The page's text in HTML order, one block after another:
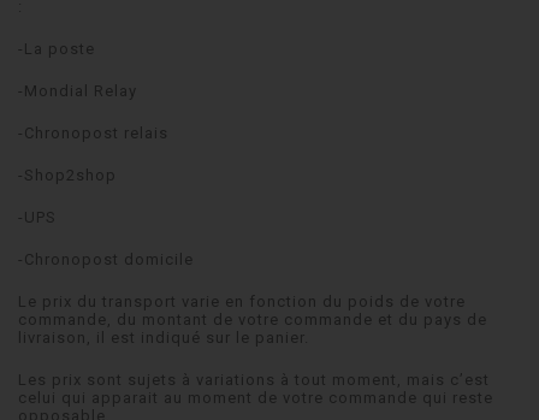
-La poste
-Mondial Relay
-Chronopost relais
-Shop2shop
-UPS
-Chronopost domicile
Le prix du transport varie en fonction du poids de votre
commande, du montant de votre commande et du pays de
livraison, il est indiqué sur le panier.
Les prix sont sujets à variations à tout moment, mais c’est
celui qui apparait au moment de votre commande qui reste
opposable.